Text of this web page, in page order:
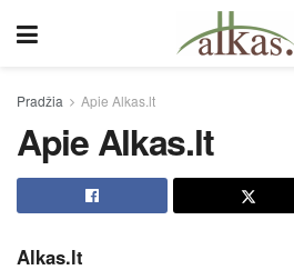
Pradžia Apie Alkas.lt
Apie Alkas.lt
Alkas.lt